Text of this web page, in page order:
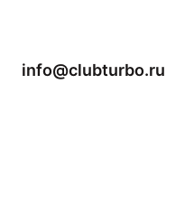
info@clubturbo.ru